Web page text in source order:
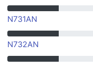
N731AN
N732AN